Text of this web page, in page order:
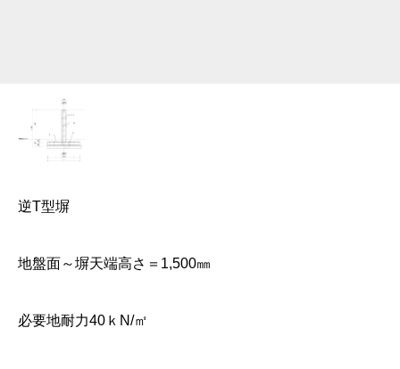
逆T型塀
地盤面～塀天端高さ＝1,500㎜
必要地耐力40ｋN/㎡